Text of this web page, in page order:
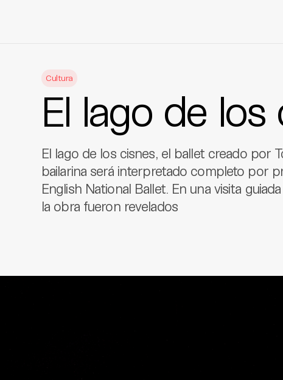
Cultura
El lago de los
El lago de los cisnes, el ballet creado por
bailarina será interpretado completo por
English National Ballet. En una visita
la obra fueron revelados